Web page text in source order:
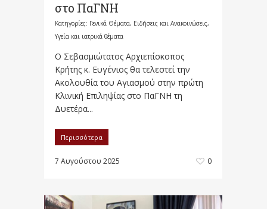
στο ΠαΓΝΗ
Κατηγορίες: Γενικά Θέματα, Ειδήσεις και Ανακοινώσεις,
Υγεία και ιατρικά θέματα
Ο Σεβασμιώτατος Αρχιεπίσκοπος
Κρήτης κ. Ευγένιος θα τελεστεί την
Ακολουθία του Αγιασμού στην πρώτη
Κλινική Επιληψίας στο ΠαΓΝΗ τη
Δυετέρα...
Περισσότερα
7 Αυγούστου 2025 0